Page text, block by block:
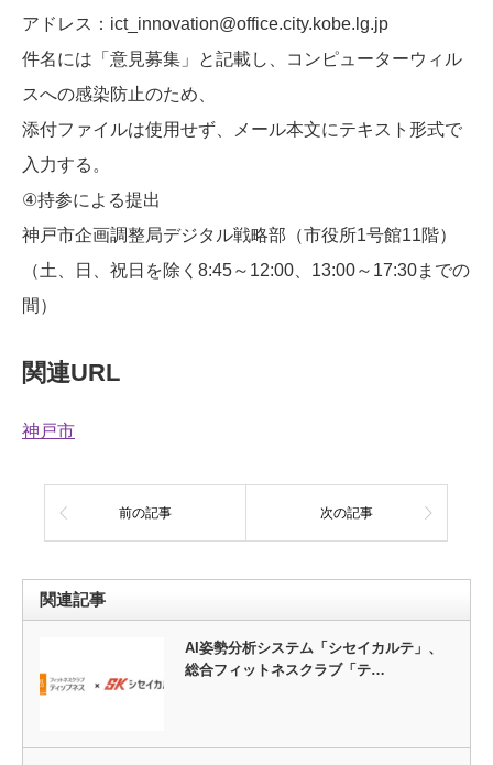
アドレス：ict_innovation@office.city.kobe.lg.jp
件名には「意見募集」と記載し、コンピューターウィル
スへの感染防止のため、
添付ファイルは使用せず、メール本文にテキスト形式で
入力する。
④持参による提出
神戸市企画調整局デジタル戦略部（市役所1号館11階）
（土、日、祝日を除く8:45～12:00、13:00～17:30までの
間）
関連URL
神戸市
前の記事 次の記事
関連記事
AI姿勢分析システム「シセイカルテ」、
総合フィットネスクラブ「テ…